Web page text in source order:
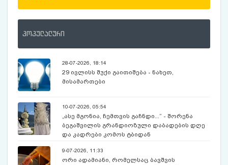
პოპულალური
28-07-2026, 18:14
29 ივლისს შუქი გაითიშება - ნახეთ,
მისამართები
10-07-2026, 05:54
„ასე მგონია, ჩემთვის გაჩნდი...“ - შორენა
ბეგაშვილის გრანდიოზული დაბადების დღე
და კადრები კომოს ტბიდან
9-07-2026, 11:33
ორი ადამიანი, რომელსაც ბავშვის